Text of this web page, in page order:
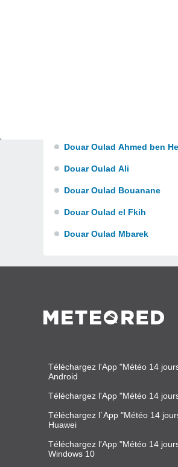
Douar Oulad Ahmed ben
Douar Oulad Ali
Douar Oulad Bouanane
Douar Oulad el Fkih
Douar Oulad Mbarek
Téléchargez l'App "Météo 14
Android
Téléchargez l'App "Météo 14
Téléchargez l´App "Météo 14
Huawei
Téléchargez l'App "Météo 14
Windows 10